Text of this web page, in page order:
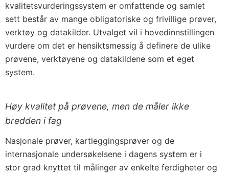
kvalitetsvurderingssystem er omfattende og samlet
sett består av mange obligatoriske og frivillige prøver,
verktøy og datakilder. Utvalget vil i hovedinnstillingen
vurdere om det er hensiktsmessig å definere de ulike
prøvene, verktøyene og datakildene som et eget
system.
Høy kvalitet på prøvene, men de måler ikke
bredden i fag
Nasjonale prøver, kartleggingsprøver og de
internasjonale undersøkelsene i dagens system er i
stor grad knyttet til målinger av enkelte ferdigheter og